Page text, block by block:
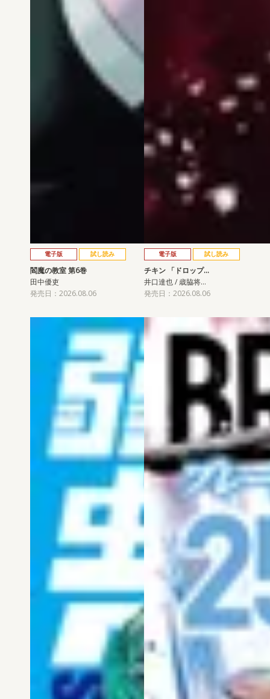
電子版 試し読み
閻魔の教室 第6巻
田中優吏
発売日：2026.08.06
電子版 試し読み
チキン 「ドロップ…
井口達也 / 歳脇将…
発売日：2026.08.06